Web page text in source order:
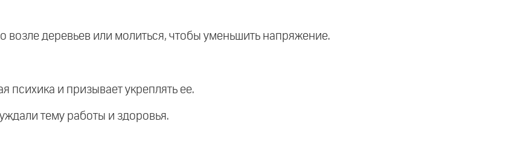
возле деревьев или молиться, чтобы уменьшить напряжение.
психика и призывает укреплять ее.
тему работы и здоровья.